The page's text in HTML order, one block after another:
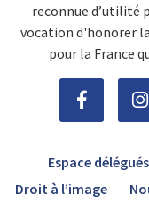
reconnue d’utilité
vocation d'honorer
pour la France
Espace délégués
Droit à l’image